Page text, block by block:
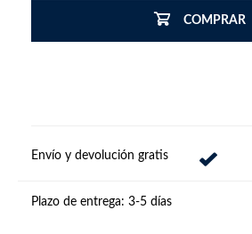
COMPRAR
Envío y devolución gratis
Plazo de entrega: 3-5 días